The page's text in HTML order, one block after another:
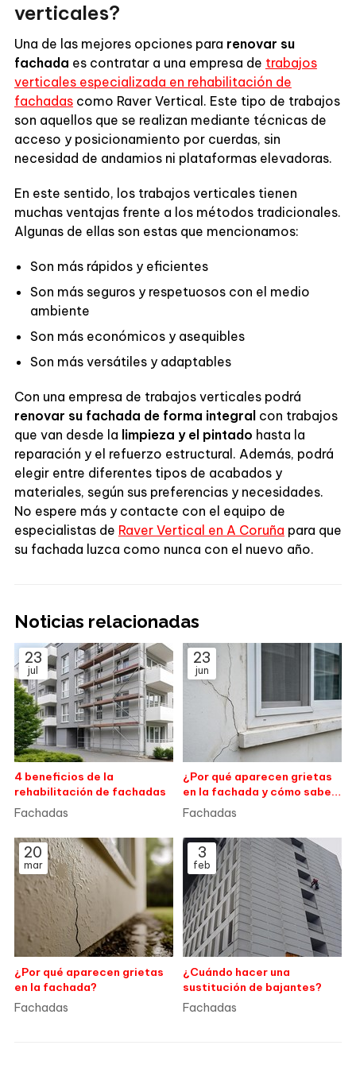
verticales?
Una de las mejores opciones para renovar su
fachada es contratar a una empresa de trabajos
verticales especializada en rehabilitación de
fachadascomo Raver Vertical. Este tipo de trabajos
son aquellos que se realizan mediante técnicas de
acceso y posicionamiento por cuerdas, sin
necesidad de andamios ni plataformas elevadoras.
En este sentido, los trabajos verticales tienen
muchas ventajas frente a los métodos tradicionales.
Algunas de ellas son estas que mencionamos:
Son más rápidos y eficientes
Son más seguros y respetuosos con el medio
ambiente
Son más económicos y asequibles
Son más versátiles y adaptables
Con una empresa de trabajos verticales podrá
renovar su fachada de forma integral con trabajos
que van desde la limpieza y el pintado hasta la
reparación y el refuerzo estructural. Además, podrá
elegir entre diferentes tipos de acabados y
materiales, según sus preferencias y necesidades.
No espere más y contacte con el equipo de
especialistas de Raver Vertical en A Coruña para que
su fachada luzca como nunca con el nuevo año.
Noticias relacionadas
23
jul
4 beneficios de la
rehabilitación de fachadas
Fachadas
23
jun
¿Por qué aparecen grietas
en la fachada y cómo saber
si son peligrosas?
Fachadas
20
mar
¿Por qué aparecen grietas
en la fachada?
Fachadas
3
feb
¿Cuándo hacer una
sustitución de bajantes?
Fachadas